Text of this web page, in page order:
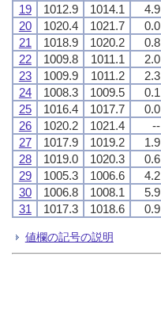
19
1012.9 1014.1 4.9
20
1020.4 1021.7 0.0
21
1018.9 1020.2 0.8
22
1009.8 1011.1 2.0
23
1009.9 1011.2 2.3
24
1008.3 1009.5 0.1
25
1016.4 1017.7 0.0
26
1020.2 1021.4 --
27
1017.9 1019.2 1.9
28
1019.0 1020.3 0.6
29
1005.3 1006.6 4.2
30
1006.8 1008.1 5.9
31
1017.3 1018.6 0.9
値欄の記号の説明